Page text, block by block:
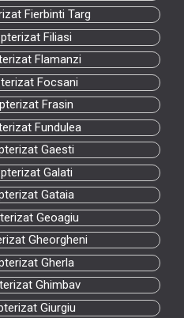
Fierbinti Targ
Filiasi
Flamanzi
Focsani
Frasin
Fundulea
Gaesti
Galati
Gataia
Geoagiu
Gheorgheni
Gherla
Ghimbav
Giurgiu